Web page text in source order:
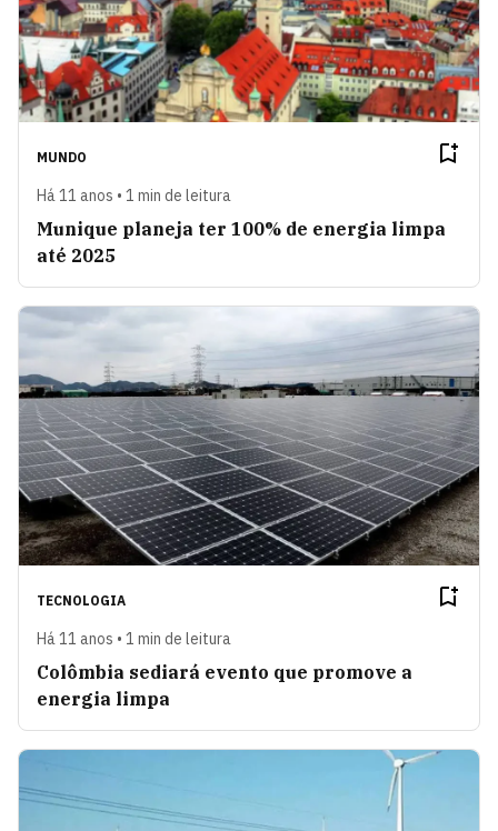
MUNDO
Há 11 anos • 1 min de leitura
Munique planeja ter 100% de energia limpa
até 2025
TECNOLOGIA
Há 11 anos • 1 min de leitura
Colômbia sediará evento que promove a
energia limpa